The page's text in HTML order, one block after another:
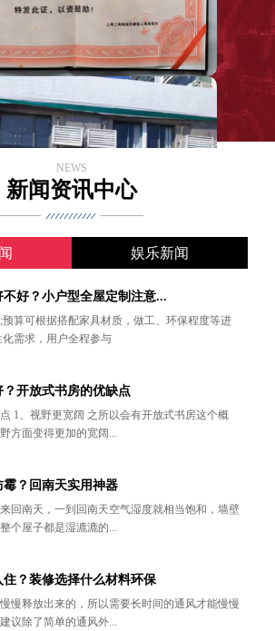
NEWS
新闻资讯中心
娱乐新闻
好？小户型全屋定制注意...
算可根据搭配家具材质，做工、环保程度等进
需求，用户全程参与
开放式书房的优缺点
1、视野更宽阔 之所以会有开放式书房这个概
方面变得更加的宽阔...
霉？回南天实用神器
回南天，一到回南天空气湿度就相当饱和，墙壁
个屋子都是湿漉漉的...
？装修选择什么材料环保
慢释放出来的，所以需要长时间的通风才能慢慢
议除了简单的通风外...